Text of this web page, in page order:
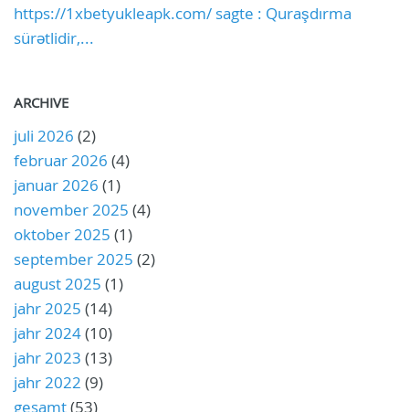
https://1xbetyukleapk.com/ sagte : Quraşdırma
sürətlidir,...
ARCHIVE
juli 2026 (2)
februar 2026 (4)
januar 2026 (1)
november 2025 (4)
oktober 2025 (1)
september 2025 (2)
august 2025 (1)
jahr 2025 (14)
jahr 2024(10)
jahr 2023 (13)
jahr 2022 (9)
gesamt(53)